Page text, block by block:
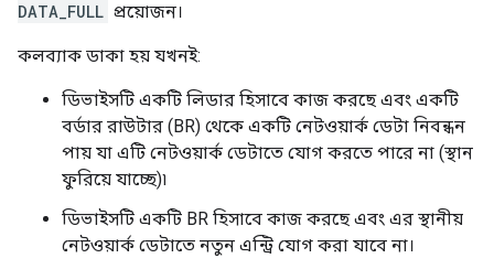
DATA_FULL প্রয়োজন।
কলব্যাক ডাকা হয় যখনই:
ডিভাইসটি একটি লিডার হিসাবে কাজ করছে এবং একটি
বর্ডার রাউটার (BR) থেকে একটি নেটওয়ার্ক ডেটা নিবন্ধন
পায় যা এটি নেটওয়ার্ক ডেটাতে যোগ করতে পারে না (স্থান
ফুরিয়ে যাচ্ছে)৷
ডিভাইসটি একটি BR হিসাবে কাজ করছে এবং এর স্থানীয়
নেটওয়ার্ক ডেটাতে নতুন এন্ট্রি যোগ করা যাবে না।